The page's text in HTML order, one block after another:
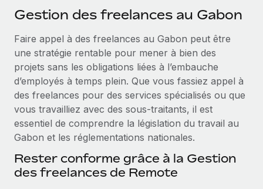
Rationalisez vos processus avec des outils essentiels
SERVICES
Demandez aux experts
Recevez des conseils d’experts sur les RH à
l’international et la conformité
Contrôles d’antécédents
Simplifiez vos processus de présélection des
candidats
Partenaires stratégiques de la tech
Devenir partenaire
Explorez avec nous vos opportunités de partenariat
Remote Build
Bientôt disponible
Conseil en intégrations et automatisations assistées par
ÉTUDES DE CAS
Salle de presse
Données sur les salaires et les talents
Centre de ressources
Obtenir de l’aide
Voir toutes les ressources
Gestion des freelances au Gabon
Faire appel à des freelances au Gabon peut être
une stratégie rentable pour mener à bien des
projets sans les obligations liées à l’embauche
d’employés à temps plein. Que vous fassiez appel à
des freelances pour des services spécialisés ou que
vous travailliez avec des sous-traitants, il est
essentiel de comprendre la législation du travail au
Gabon et les réglementations nationales.
Rester conforme grâce à la Gestion
des freelances de Remote